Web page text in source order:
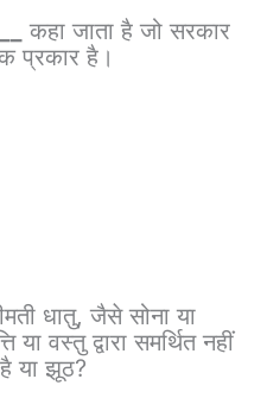
कहा जाता है जो सरकार
प्रकार है।
धातु, जैसे सोना या
या वस्तु द्वारा समर्थित नहीं
या झूठ?